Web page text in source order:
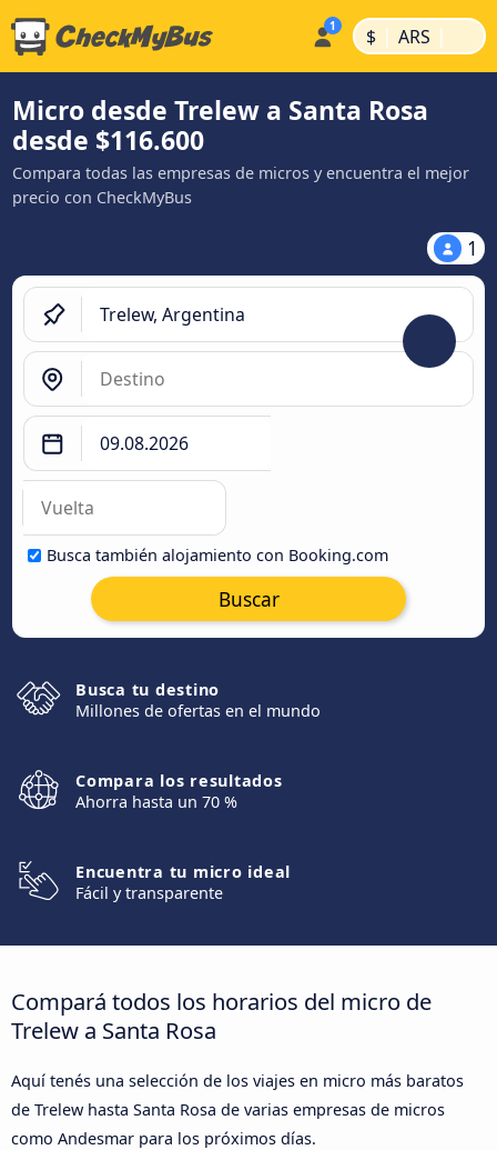
$ | ARS |
Micro desde Trelew a Santa Rosa
desde $116.600
Compara todas las empresas de micros y encuentra el mejor
precio con CheckMyBus
1
Busca también alojamiento con Booking.com
Buscar
Busca tu destino
Millones de ofertas en el mundo
Compara los resultados
Ahorra hasta un 70 %
Encuentra tu micro ideal
Fácil y transparente
Compará todos los horarios del micro de
Trelew a Santa Rosa
Aquí tenés una selección de los viajes en micro más baratos
de Trelew hasta Santa Rosa de varias empresas de micros
como Andesmar para los próximos días.